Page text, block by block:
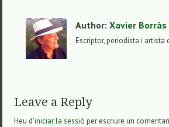
Author: Xavier Borràs
Escriptor, periodista i artista
Leave a Reply
Heu d'iniciar la sessió per escriure un